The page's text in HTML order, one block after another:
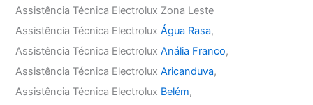
Assistência Técnica Electrolux Zona Leste
Assistência Técnica ElectroluxÁgua Rasa,
Assistência Técnica ElectroluxAnália Franco,
Assistência Técnica ElectroluxAricanduva,
Assistência Técnica Electrolux Belém,